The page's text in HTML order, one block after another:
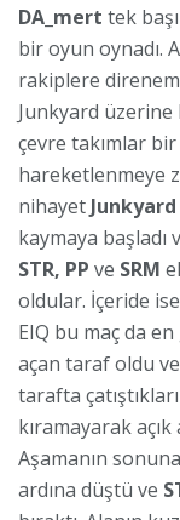
DA_mert tek
bir oyun oynadı.
rakiplere
Junkyard
çevre takımlar
hareketlenmeye
nihayet Junkyard
kaymaya başladı
STR, PP ve SRM
oldular. İçeride ise
EIQ bu maç da
açan taraf oldu
tarafta
kıramayarak
Aşamanın
ardına düştü ve